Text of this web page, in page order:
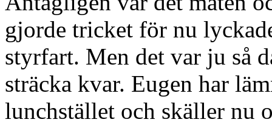
gjorde tricket för nu
styrfart. Men det var ju så
sträcka kvar. Eugen har
lunchstället och skäller nu